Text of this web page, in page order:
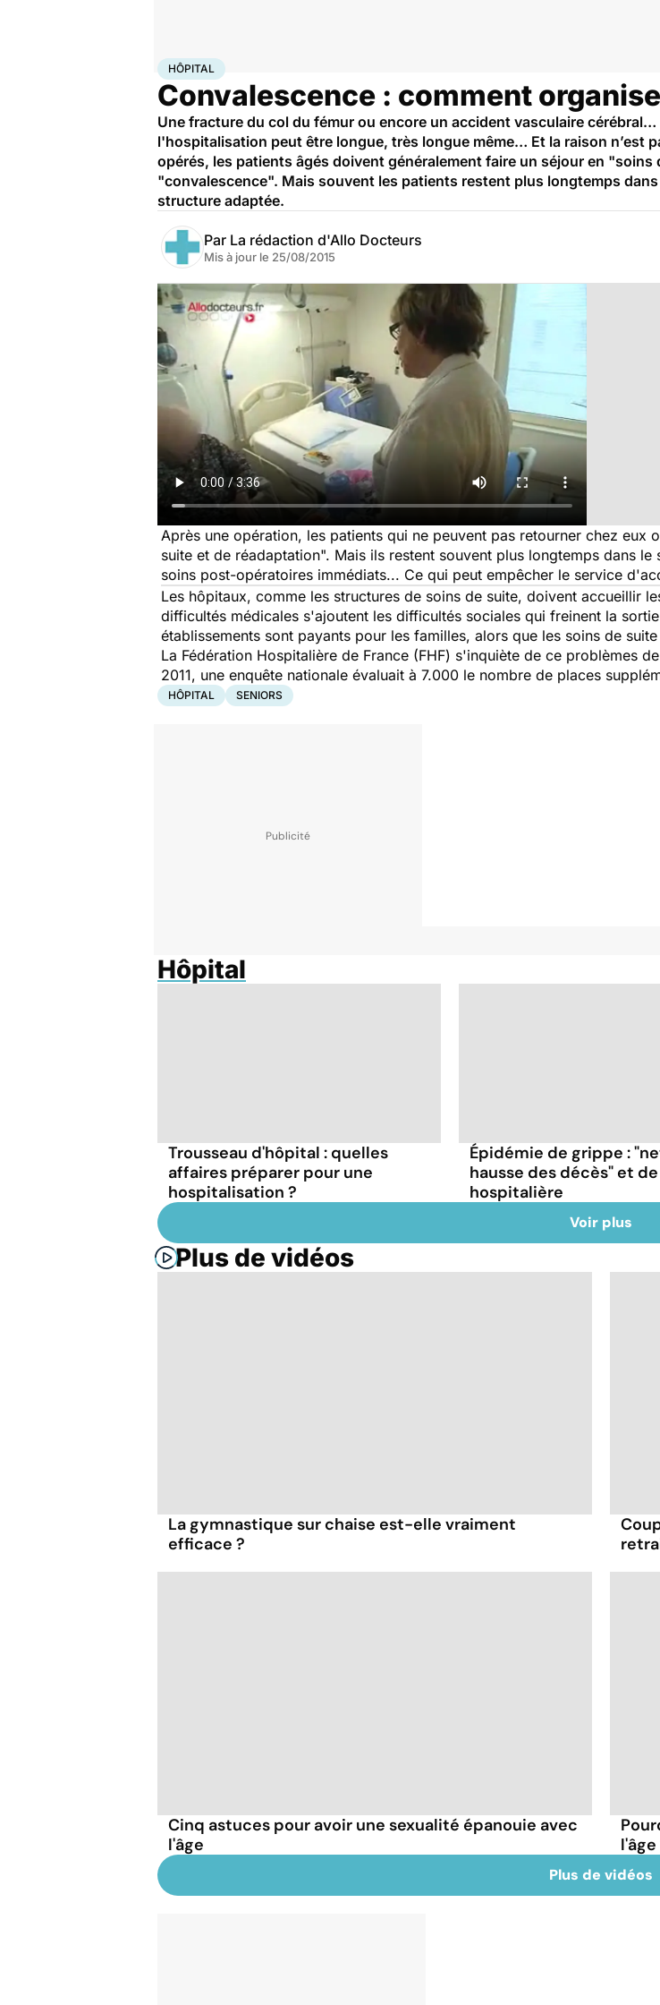
AccueilSantéSociété
HÔPITAL
Convalescence : comment
Une fracture du col du fémur ou encore un accident vasculaire
l'hospitalisation peut être longue, très longue même… Et la raison n’est
opérés, les patients âgés doivent généralement faire un séjour en
"convalescence". Mais souvent les patients restent plus longtemps
structure adaptée.
Par La rédaction d'Allo Docteurs
Mis à jour le 25/08/2015
Après une opération, les patients qui ne peuvent pas retourner chez eux
suite et de réadaptation". Mais ils restent souvent plus longtemps dans
soins post-opératoires immédiats... Ce qui peut empêcher le service
Les hôpitaux, comme les structures de soins de suite, doivent accueillir
difficultés médicales s'ajoutent les difficultés sociales qui freinent la
établissements sont payants pour les familles, alors que les soins de
La Fédération Hospitalière de France (FHF) s'inquiète de ce problèmes
2011, une enquête nationale évaluait à 7.000 le nombre de places
HÔPITAL SENIORS
Hôpital
Trousseau d'hôpital : quelles
affaires préparer pour une
hospitalisation ?
Épidémie de grippe :
hausse des décès" et
hospitalière
Voir plus
Plus de vidéos
La gymnastique sur chaise est-elle vraiment
efficace ?
Cinq astuces pour avoir une sexualité épanouie avec
l'âge
l'âge
Plus de vidéos